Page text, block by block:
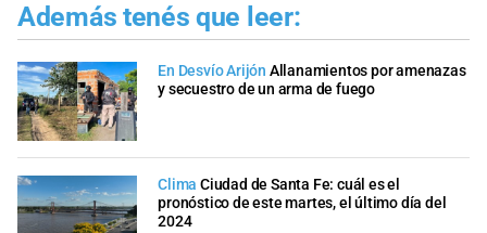
Además tenés que leer:
En Desvío Arijón Allanamientos por amenazas
y secuestro de un arma de fuego
Clima Ciudad de Santa Fe: cuál es el
pronóstico de este martes, el último día del
2024